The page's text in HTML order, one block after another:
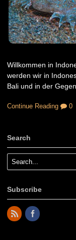
Willkommen in
werden wir in
Bali und in der
Continue Reading 0
Search
Subscribe